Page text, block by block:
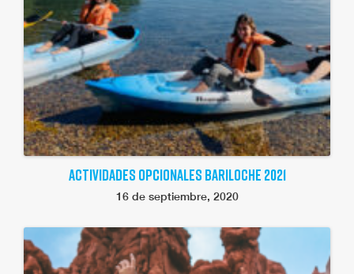
ACTIVIDADES OPCIONALES BARILOCHE 2021
16 de septiembre, 2020